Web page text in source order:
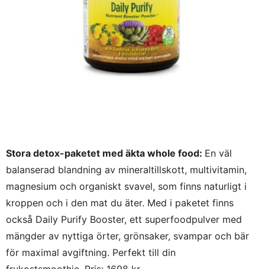
Stora detox-paketet med äkta whole food: En väl
balanserad blandning av mineraltillskott, multivitamin,
magnesium och organiskt svavel, som finns naturligt i
kroppen och i den mat du äter. Med i paketet finns
också Daily Purify Booster, ett superfoodpulver med
mängder av nyttiga örter, grönsaker, svampar och bär
för maximal avgiftning. Perfekt till din